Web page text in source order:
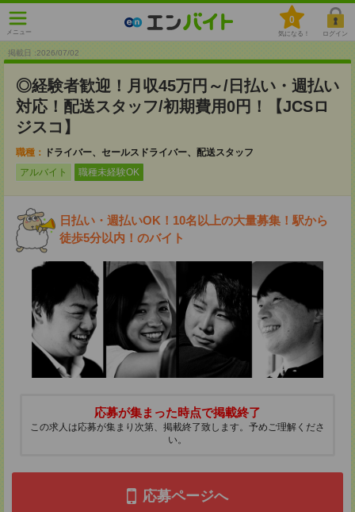
メニュー
0
気になる！ ログイン
掲載日 :2026/07/02
◎経験者歓迎！月収45万円～/日払い・週払い
対応！配送スタッフ/初期費用0円！【JCSロ
ジスコ】
職種：
ドライバー、セールスドライバー、配送スタッフ
アルバイト
職種未経験OK
日払い・週払いOK！10名以上の大量募集！駅から
徒歩5分以内！のバイト
応募が集まった時点で掲載終了
この求人は応募が集まり次第、掲載終了致します。予めご理解くださ
い。
応募ページへ